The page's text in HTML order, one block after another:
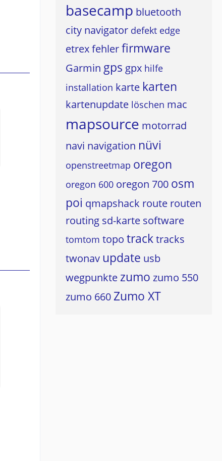
basecamp bluetooth
city navigator defekt edge
etrexfehlerfirmware
Garmin gps gpx hilfe
installation karte karten
kartenupdate löschen mac
mapsource motorrad
navi navigation nüvi
openstreetmap oregon
oregon 600 oregon 700 osm
poi qmapshack route routen
routing sd-karte software
tomtom topo tracktracks
twonav update usb
wegpunkte zumo zumo 550
zumo 660 Zumo XT